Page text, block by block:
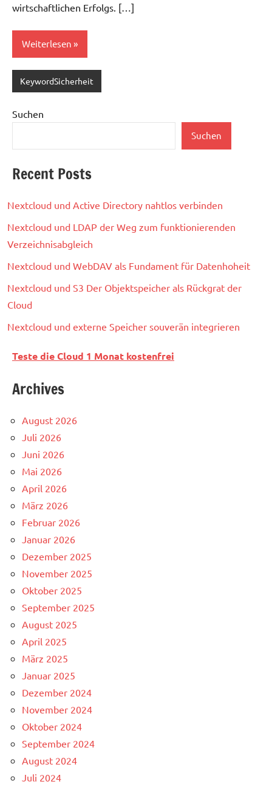
wirtschaftlichen Erfolgs. […]
Weiterlesen
KeywordSicherheit
Suchen
Suchen
Recent Posts
Nextcloud und Active Directory nahtlos verbinden
Nextcloud und LDAP der Weg zum funktionierenden
Verzeichnisabgleich
Nextcloud und WebDAV als Fundament für Datenhoheit
Nextcloud und S3 Der Objektspeicher als Rückgrat der
Cloud
Nextcloud und externe Speicher souverän integrieren
Teste die Cloud 1 Monat kostenfrei
Archives
August 2026
Juli 2026
Juni 2026
Mai 2026
April 2026
März 2026
Februar 2026
Januar 2026
Dezember 2025
November 2025
Oktober 2025
September 2025
August 2025
April 2025
März 2025
Januar 2025
Dezember 2024
November 2024
Oktober 2024
September 2024
August 2024
Juli 2024